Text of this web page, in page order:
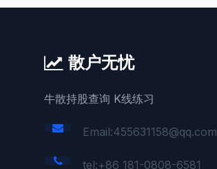
散户无忧
牛散持股查询 K线练习
Email:455631158@qq.com
tel:+86 181-0808-6581